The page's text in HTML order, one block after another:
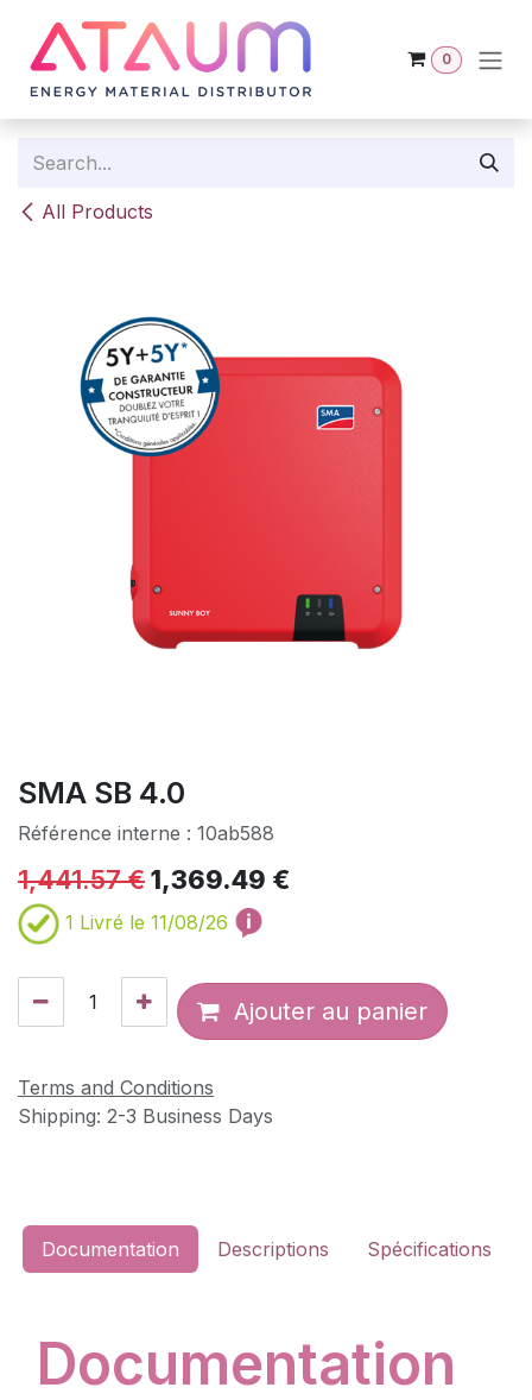
0
All Products
SMA SB 4.0
Référence interne : 10ab588
1,441.57€1,369.49 €
1 Livré le 11/08/26
Ajouter au panier
Terms and Conditions
Shipping: 2-3 Business Days
Documentation Descriptions Spécifications
Documentation